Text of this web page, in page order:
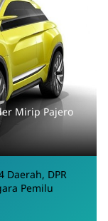
Mirip Pajero
Daerah, DPR
Pemilu